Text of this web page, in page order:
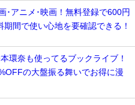
･アニメ･映画！無料登録で600円
間で使い心地を要確認できる！
環奈も使ってるブックライブ！
の大盤振る舞いでお得に漫